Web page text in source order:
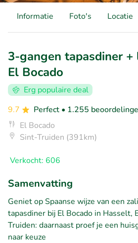
Informatie Foto's Locatie
3-gangen tapasdiner +
El Bocado
Erg populaire deal
9.7
Perfect • 1.255
El Bocado
Sint-Truiden (391km)
Verkocht: 606
Samenvatting
Geniet op Spaanse wijze van een
tapasdiner bij El Bocado in Hasselt,
Truiden: daarnaast proef je een
naar keuze